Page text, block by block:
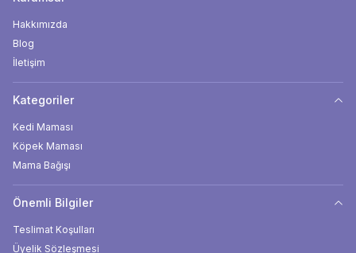
Hakkımızda
Blog
İletişim
Kategoriler
Kedi Maması
Köpek Maması
Mama Bağışı
Önemli Bilgiler
Teslimat Koşulları
Üyelik Sözleşmesi